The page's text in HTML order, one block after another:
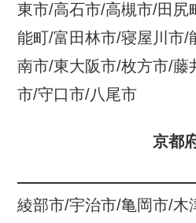
東市/高石市/高槻市/田尻
能町/富田林市/寝屋川市/
南市/東大阪市/枚方市/藤
市/守口市/八尾市
京都
綾部市/宇治市/亀岡市/木